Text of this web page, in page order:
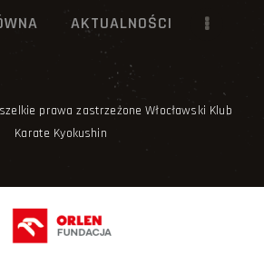
AKTUALNOŚCI
prawa zastrzeżone Włocławski Klub
Karate Kyokushin